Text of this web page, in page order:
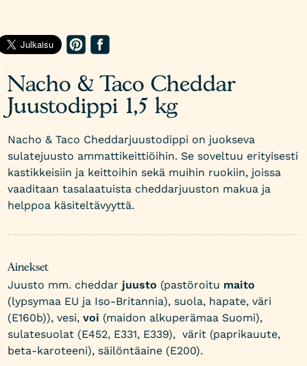
Nacho & Taco Cheddar
Juustodippi 1,5 kg
Nacho & Taco Cheddarjuustodippi on juokseva
sulatejuusto ammattikeittiöihin. Se soveltuu erityisesti
kastikkeisiin ja keittoihin sekä muihin ruokiin, joissa
vaaditaan tasalaatuista cheddarjuuston makua ja
helppoa käsiteltävyyttä.
Ainekset
Juusto mm. cheddar juusto (pastöroitu maito
(lypsymaa EU ja Iso-Britannia), suola, hapate, väri
(E160b)), vesi,voi (maidon alkuperämaa Suomi),
sulatesuolat (E452, E331, E339), värit (paprikauute,
beta-karoteeni), säilöntäaine (E200).